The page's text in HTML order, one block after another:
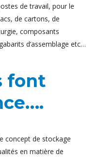
de travail, pour le
de cartons, de
composants
d’assemblage etc…
font
concept de stockage
en matière de